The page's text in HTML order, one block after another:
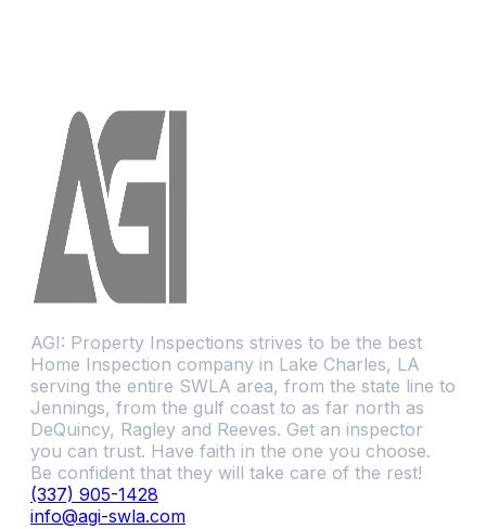
AGI: Property Inspections strives to be the best
Home Inspection company in Lake Charles, LA
serving the entire SWLA area, from the state line to
Jennings, from the gulf coast to as far north as
DeQuincy, Ragley and Reeves. Get an inspector
you can trust. Have faith in the one you choose.
Be confident that they will take care of the rest!
(337) 905-1428
info@agi-swla.com